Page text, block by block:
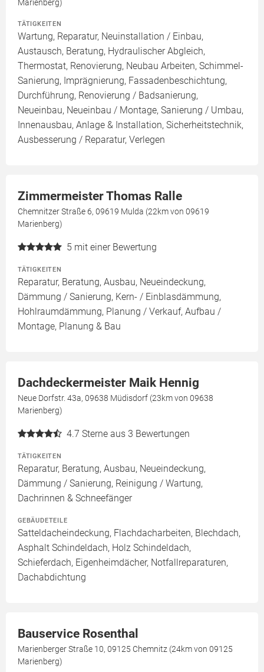
Marienberg)
TÄTIGKEITEN
Wartung, Reparatur, Neuinstallation / Einbau,
Austausch, Beratung, Hydraulischer Abgleich,
Thermostat, Renovierung, Neubau Arbeiten, Schimmel-
Sanierung, Imprägnierung, Fassadenbeschichtung,
Durchführung, Renovierung / Badsanierung,
Neueinbau, Neueinbau / Montage, Sanierung / Umbau,
Innenausbau, Anlage & Installation, Sicherheitstechnik,
Ausbesserung / Reparatur, Verlegen
Zimmermeister Thomas Ralle
Chemnitzer Straße 6, 09619 Mulda (22km von 09619
Marienberg)
5 mit einer Bewertung
TÄTIGKEITEN
Reparatur, Beratung, Ausbau, Neueindeckung,
Dämmung / Sanierung, Kern- / Einblasdämmung,
Hohlraumdämmung, Planung / Verkauf, Aufbau /
Montage, Planung & Bau
Dachdeckermeister Maik Hennig
Neue Dorfstr. 43a, 09638 Müdisdorf (23km von 09638
Marienberg)
4.7 Sterne aus 3 Bewertungen
TÄTIGKEITEN
Reparatur, Beratung, Ausbau, Neueindeckung,
Dämmung / Sanierung, Reinigung / Wartung,
Dachrinnen & Schneefänger
GEBÄUDETEILE
Satteldacheindeckung, Flachdacharbeiten, Blechdach,
Asphalt Schindeldach, Holz Schindeldach,
Schieferdach, Eigenheimdächer, Notfallreparaturen,
Dachabdichtung
Bauservice Rosenthal
Marienberger Straße 10, 09125 Chemnitz (24km von 09125
Marienberg)